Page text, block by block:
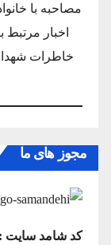
مصاحبه با
اخبار
خاطرات
مجوز های ما
کد شامد سایت :